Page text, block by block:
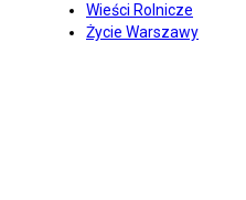
Wieści Rolnicze
Życie Warszawy